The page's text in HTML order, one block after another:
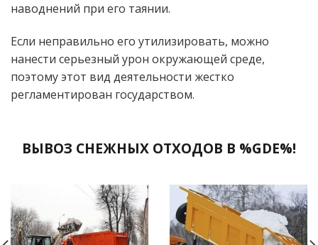
наводнений при его таянии.
Если неправильно его утилизировать, можно
нанести серьезный урон окружающей среде,
поэтому этот вид деятельности жестко
регламентирован государством.
ВЫВОЗ СНЕЖНЫХ ОТХОДОВ В %GDE%!